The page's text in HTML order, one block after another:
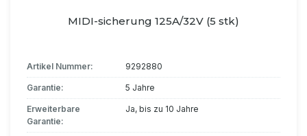
MIDI-sicherung 125A/32V (5 stk)
Artikel Nummer: 9292880
Garantie: 5 Jahre
Erweiterbare
Garantie:
Ja, bis zu 10 Jahre